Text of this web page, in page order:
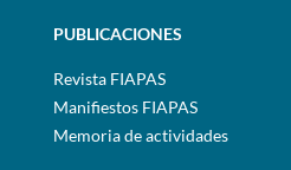
PUBLICACIONES
Revista FIAPAS
Manifiestos FIAPAS
Memoria de actividades